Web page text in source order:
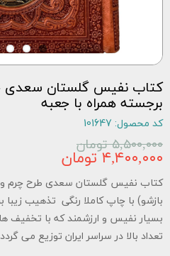
کتاب نفیس گلستان
برجسته همراه با جعبه
کد محصول: 101647
۵,۵۰۰,۰۰۰ تومان
۴,۴۰۰,۰۰۰ تومان
کتاب نفیس گلستان سعدی طرح چرم
بازشو) با چاپ کاملا رنگی تذهیب
بسیار نفیس و ارزشمند که با تخفیف
تعداد بالا در سراسر ایران توزیع می